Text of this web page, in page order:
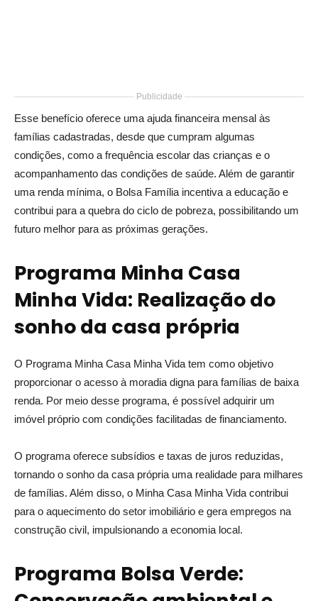
Publicidade
Esse benefício oferece uma ajuda financeira mensal às
famílias cadastradas, desde que cumpram algumas
condições, como a frequência escolar das crianças e o
acompanhamento das condições de saúde. Além de garantir
uma renda mínima, o Bolsa Família incentiva a educação e
contribui para a quebra do ciclo de pobreza, possibilitando um
futuro melhor para as próximas gerações.
Programa Minha Casa
Minha Vida: Realização do
sonho da casa própria
O Programa Minha Casa Minha Vida tem como objetivo
proporcionar o acesso à moradia digna para famílias de baixa
renda. Por meio desse programa, é possível adquirir um
imóvel próprio com condições facilitadas de financiamento.
O programa oferece subsídios e taxas de juros reduzidas,
tornando o sonho da casa própria uma realidade para milhares
de famílias. Além disso, o Minha Casa Minha Vida contribui
para o aquecimento do setor imobiliário e gera empregos na
construção civil, impulsionando a economia local.
Programa Bolsa Verde: